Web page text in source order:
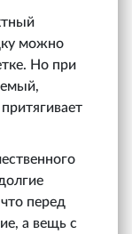
можно
Но при
перед
а вещь с